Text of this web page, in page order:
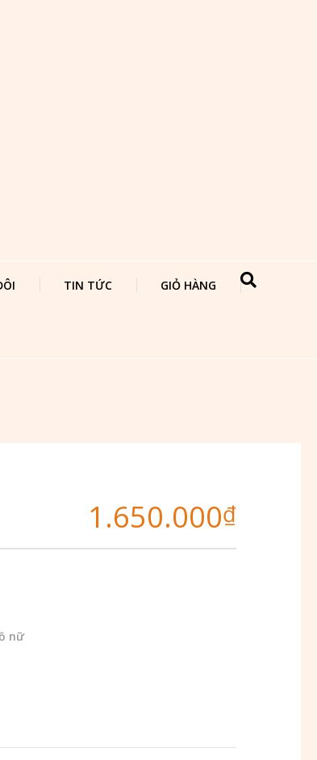
TIN TỨC GIỎ HÀNG
1.650.000₫
nữ